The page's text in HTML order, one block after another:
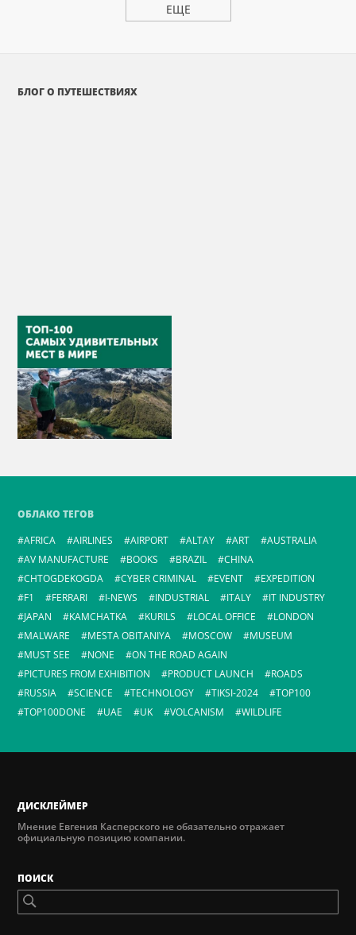
ЕЩЕ
БЛОГ О ПУТЕШЕСТВИЯХ
ОБЛАКО ТЕГОВ
AFRICA
AIRLINES AIRPORT ALTAY ART
AUSTRALIA
AV MANUFACTURE
BOOKS BRAZIL
CHINA
CHTOGDEKOGDA
CYBER CRIMINAL EVENT
EXPEDITION
F1
FERRARI I-NEWS INDUSTRIAL ITALY
IT INDUSTRY
JAPAN
KAMCHATKA KURILS LOCAL OFFICE
LONDON
MALWARE
MESTA OBITANIYA MOSCOW
MUSEUM
MUST SEE
NONE
ON THE ROAD AGAIN
PICTURES FROM EXHIBITION
PRODUCT LAUNCH
ROADS
RUSSIA
SCIENCE TECHNOLOGY TIKSI-2024
TOP100
TOP100DONE
UAE UK VOLCANISM WILDLIFE
ДИСКЛЕЙМЕР
Мнение Евгения Касперского не обязательно отражает
официальную позицию компании.
ПОИСК